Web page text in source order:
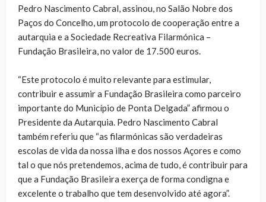
Pedro Nascimento Cabral, assinou, no Salão Nobre dos
Paços do Concelho, um protocolo de cooperação entre a
autarquia e a Sociedade Recreativa Filarmónica –
Fundação Brasileira, no valor de 17.500 euros.
“Este protocolo é muito relevante para estimular,
contribuir e assumir a Fundação Brasileira como parceiro
importante do Município de Ponta Delgada” afirmou o
Presidente da Autarquia. Pedro Nascimento Cabral
também referiu que “as filarmónicas são verdadeiras
escolas de vida da nossa ilha e dos nossos Açores e como
tal o que nós pretendemos, acima de tudo, é contribuir para
que a Fundação Brasileira exerça de forma condigna e
excelente o trabalho que tem desenvolvido até agora”.